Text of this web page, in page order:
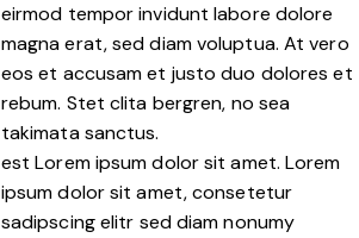
eirmod tempor invidunt labore dolore
magna erat, sed diam voluptua. At vero
eos et accusam et justo duo dolores et
rebum. Stet clita bergren, no sea
takimata sanctus.
est Lorem ipsum dolor sit amet. Lorem
ipsum dolor sit amet, consetetur
sadipscing elitr sed diam nonumy